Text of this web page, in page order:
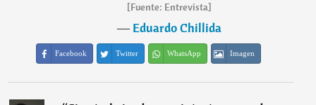
[Fuente: Entrevista]
―Eduardo Chillida
Facebook Twitter WhatsApp Imagen